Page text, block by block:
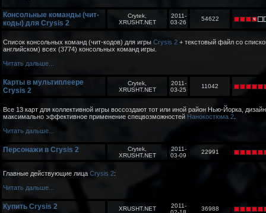
Консольные команды (чит-
коды) для Crysis 2
Crytek,
XRUSHT.NET
2011-
03-26
54622
Список консольных команд (чит-кодов) для игры Crysis 2 + текстовый файл со
английском) всех (3774) консольных команд игры.
Читать дальше...
Карты в мультиплеере
Crysis 2
Crytek,
XRUSHT.NET
2011-
03-25
11042
Все 13 карт для коллективной игры воссоздают тот или иной район Нью-Йорка,
максимально эффективное применение спецвозможностей Нанокостюма 2
Читать дальше...
Персонажи в Crysis 2
Crytek,
XRUSHT.NET
2011-
03-09
22991
Главные действующие лица Crysis 2:
Читать дальше...
Купить Crysis 2 XRUSHT.NET
2011-
36988